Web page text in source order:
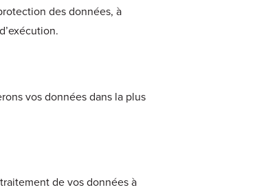
des données, à
vos données dans la plus
de vos données à